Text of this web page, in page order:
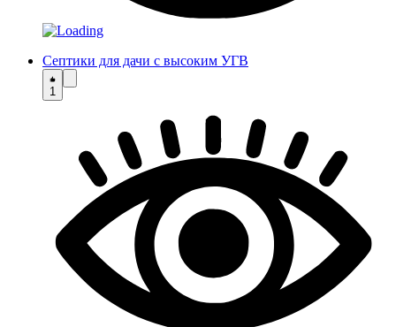
Септики для дачи с высоким УГВ
1